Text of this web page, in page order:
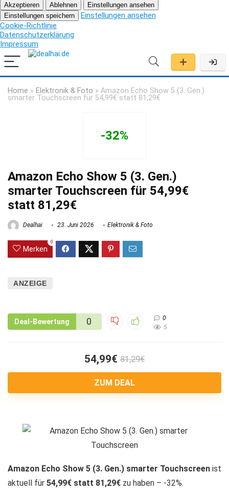
Akzeptieren Ablehnen
Einstellungen ansehen
Einstellungen speichern
Einstellungen ansehen
Cookie-Richtlinie
Datenschutzerklärung
Impressum
Home » Elektronik & Foto » Amazon Echo Show 5 (3. Gen.)
smarter Touchscreen für 54,99€ statt 81,29€
-32%
Amazon Echo Show 5 (3. Gen.)
smarter Touchscreen für 54,99€
statt 81,29€
Dealhai 23. Juni 2026 Elektronik & Foto
Merken
0
ANZEIGE
Deal-Bewertung 0
0
5
54,99€ 81,29€
ZUM DEAL
Amazon Echo Show 5 (3. Gen.) smarter Touchscreen ist
aktuell für 54,99€ statt 81,29€ zu haben – -32%.